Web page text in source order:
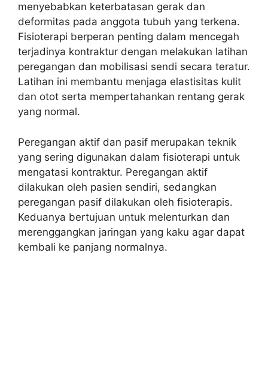
menyebabkan keterbatasan gerak dan
deformitas pada anggota tubuh yang terkena.
Fisioterapi berperan penting dalam mencegah
terjadinya kontraktur dengan melakukan latihan
peregangan dan mobilisasi sendi secara teratur.
Latihan ini membantu menjaga elastisitas kulit
dan otot serta mempertahankan rentang gerak
yang normal.
Peregangan aktif dan pasif merupakan teknik
yang sering digunakan dalam fisioterapi untuk
mengatasi kontraktur. Peregangan aktif
dilakukan oleh pasien sendiri, sedangkan
peregangan pasif dilakukan oleh fisioterapis.
Keduanya bertujuan untuk melenturkan dan
merenggangkan jaringan yang kaku agar dapat
kembali ke panjang normalnya.